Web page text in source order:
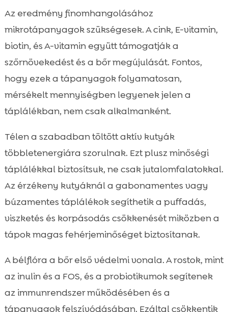
Az eredmény finomhangolásához
mikrotápanyagok szükségesek. A cink, E-vitamin,
biotin, és A-vitamin együtt támogatják a
szőrnövekedést és a bőr megújulását. Fontos,
hogy ezek a tápanyagok folyamatosan,
mérsékelt mennyiségben legyenek jelen a
táplálékban, nem csak alkalmanként.
Télen a szabadban töltött aktív kutyák
többletenergiára szorulnak. Ezt plusz minőségi
táplálékkal biztosítsuk, ne csak jutalomfalatokkal.
Az érzékeny kutyáknál a gabonamentes vagy
búzamentes táplálékok segíthetik a puffadás,
viszketés és korpásodás csökkenését miközben a
tápok magas fehérjeminőséget biztosítanak.
A bélflóra a bőr első védelmi vonala. A rostok, mint
az inulin és a FOS, és a probiotikumok segítenek
az immunrendszer működésében és a
tápanyagok felszívódásában. Ezáltal csökkentik